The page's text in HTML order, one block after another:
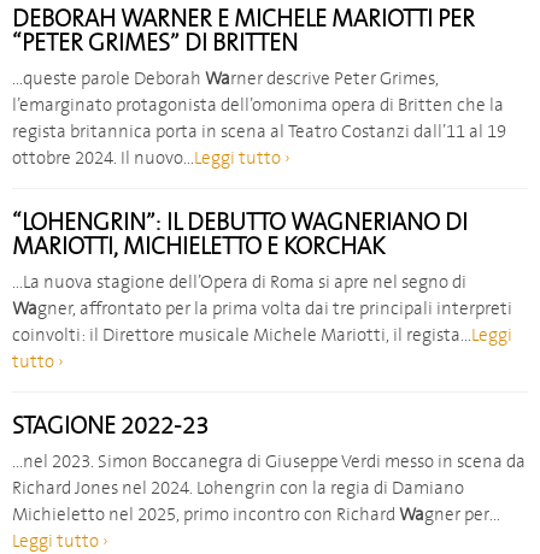
DEBORAH WARNER E MICHELE MARIOTTI PER
“PETER GRIMES” DI BRITTEN
…queste parole Deborah Warner descrive Peter Grimes,
l’emarginato protagonista dell’omonima opera di Britten che la
regista britannica porta in scena al Teatro Costanzi dall’11 al 19
ottobre 2024. Il nuovo…Leggi tutto ›
“LOHENGRIN”: IL DEBUTTO WAGNERIANO DI
MARIOTTI, MICHIELETTO E KORCHAK
…La nuova stagione dell’Opera di Roma si apre nel segno di
Wagner, affrontato per la prima volta dai tre principali interpreti
coinvolti: il Direttore musicale Michele Mariotti, il regista…Leggi
tutto ›
STAGIONE 2022-23
…nel 2023. Simon Boccanegra di Giuseppe Verdi messo in scena da
Richard Jones nel 2024. Lohengrin con la regia di Damiano
Michieletto nel 2025, primo incontro con Richard Wagner per…
Leggi tutto ›